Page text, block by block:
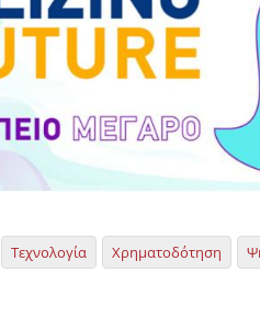
Τεχνολογία Χρηματοδότηση